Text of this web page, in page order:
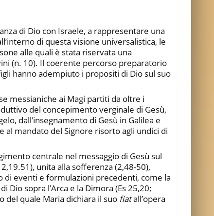
di Dio con Israele, a rappresentare una
di questa visione universalistica, le
alle quali è stata riservata una
(n. 10). Il coerente percorso preparatorio
hanno adempiuto i propositi di Dio sul suo
messianiche ai Magi partiti da oltre i
del concepimento verginale di Gesù,
dall’insegnamento di Gesù in Galilea e
al mandato del Signore risorto agli undici di
centrale nel messaggio di Gesù sul
unita alla sofferenza (2,48-50),
di eventi e formulazioni precedenti, come la
Dio sopra l’Arca e la Dimora (Es 25,20;
del quale Maria dichiara il suo fiatall’opera